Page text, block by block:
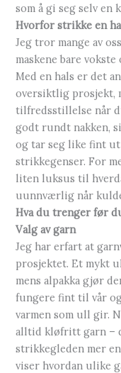
som å gi seg selv en
Hvorfor strikke en
Jeg tror mange av
maskene bare
Med en hals er det
oversiktlig prosjekt,
tilfredsstillelse når
godt rundt nakken,
og tar seg like fint
strikkegenser. For
liten luksus til
uunnværlig når
Hva du trenger før
Valg av garn
Jeg har erfart at
prosjektet. Et mykt
mens alpakka gjør
fungere fint til vår og
varmen som ull gir.
alltid kløfritt garn –
strikkegleden mer
viser hvordan ulike